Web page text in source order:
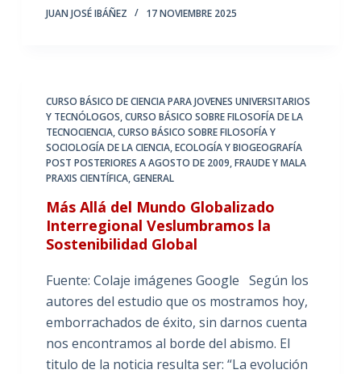
JUAN JOSÉ IBÁÑEZ 17 NOVIEMBRE 2025
CURSO BÁSICO DE CIENCIA PARA JOVENES UNIVERSITARIOS
Y TECNÓLOGOS,CURSO BÁSICO SOBRE FILOSOFÍA DE LA
TECNOCIENCIA,CURSO BÁSICO SOBRE FILOSOFÍA Y
SOCIOLOGÍA DE LA CIENCIA,ECOLOGÍA Y BIOGEOGRAFÍA
POST POSTERIORES A AGOSTO DE 2009,FRAUDE Y MALA
PRAXIS CIENTÍFICA,GENERAL
Más Allá del Mundo Globalizado
Interregional Veslumbramos la
Sostenibilidad Global
Fuente: Colaje imágenes Google Según los
autores del estudio que os mostramos hoy,
emborrachados de éxito, sin darnos cuenta
nos encontramos al borde del abismo. El
titulo de la noticia resulta ser: “La evolución